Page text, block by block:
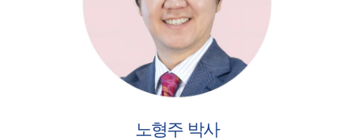
노형주 박사